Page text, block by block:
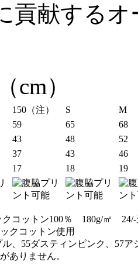
貢献する
cm）
150 （注） S
M
59 65
68
43 48
52
37 43
46
17 18 19
コットン100％ 180g/㎡ 24/-
クコットン使用
ル、55ダスティンピンク、57
ありません。